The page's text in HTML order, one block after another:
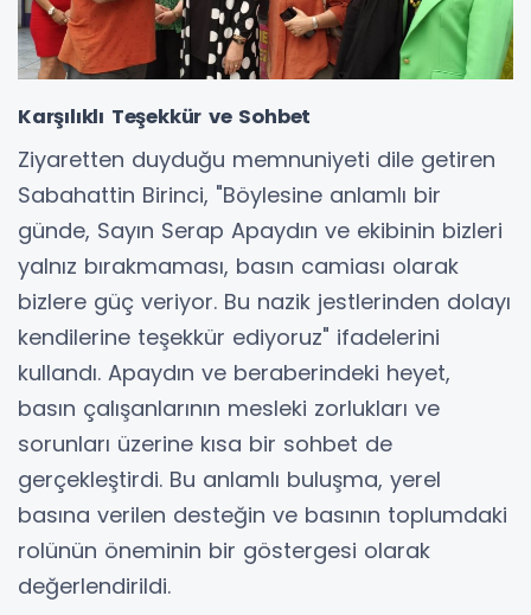
Karşılıklı Teşekkür ve Sohbet
Ziyaretten duyduğu memnuniyeti dile getiren
Sabahattin Birinci, "Böylesine anlamlı bir
günde, Sayın Serap Apaydın ve ekibinin bizleri
yalnız bırakmaması, basın camiası olarak
bizlere güç veriyor. Bu nazik jestlerinden dolayı
kendilerine teşekkür ediyoruz" ifadelerini
kullandı. Apaydın ve beraberindeki heyet,
basın çalışanlarının mesleki zorlukları ve
sorunları üzerine kısa bir sohbet de
gerçekleştirdi. Bu anlamlı buluşma, yerel
basına verilen desteğin ve basının toplumdaki
rolünün öneminin bir göstergesi olarak
değerlendirildi.